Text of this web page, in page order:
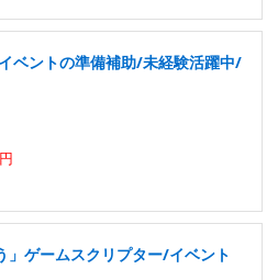
ベントの準備補助/未経験活躍中/
」ゲームスクリプター/イベント